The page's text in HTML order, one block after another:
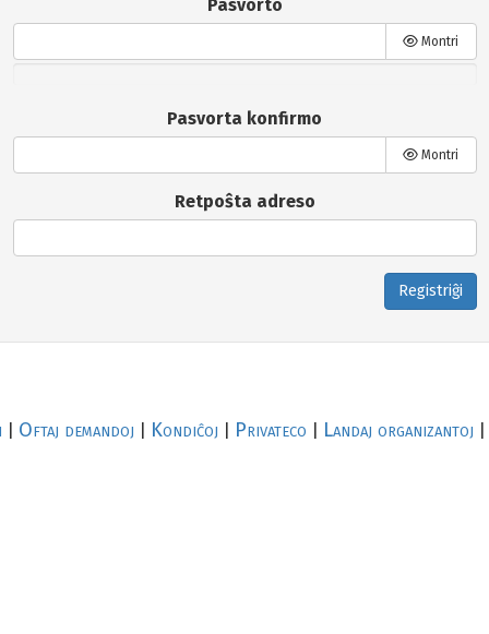
Pasvorto
Montri
Pasvorta konfirmo
Montri
Retpoŝta adreso
Registriĝi
Oftaj demandoj Kondiĉoj Privateco Landaj organizantoj